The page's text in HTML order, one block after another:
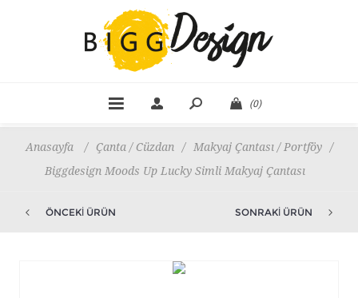
(0)
Anasayfa / Çanta / Cüzdan / Makyaj Çantası / Portföy
/
Biggdesign Moods Up Lucky Simli Makyaj Çantası
ÖNCEKI ÜRÜN SONRAKI ÜRÜN